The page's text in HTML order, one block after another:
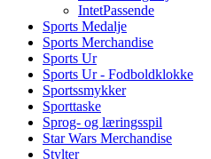
IntetPassende
Sports Medalje
Sports Merchandise
Sports Ur
Sports Ur - Fodboldklokke
Sportssmykker
Sporttaske
Sprog- og læringsspil
Star Wars Merchandise
Stylter